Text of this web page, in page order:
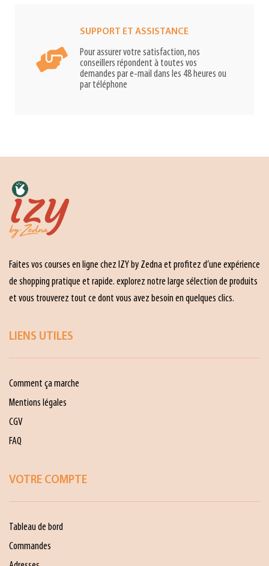
SUPPORT ET ASSISTANCE
Pour assurer votre satisfaction, nos
conseillers répondent à toutes vos
demandes par e-mail dans les 48 heures ou
par téléphone
Faites vos courses en ligne chez IZY by Zedna et profitez d’une expérience
de shopping pratique et rapide. explorez notre large sélection de produits
et vous trouverez tout ce dont vous avez besoin en quelques clics.
LIENS UTILES
Comment ça marche
Mentions légales
CGV
FAQ
VOTRE COMPTE
Tableau de bord
Commandes